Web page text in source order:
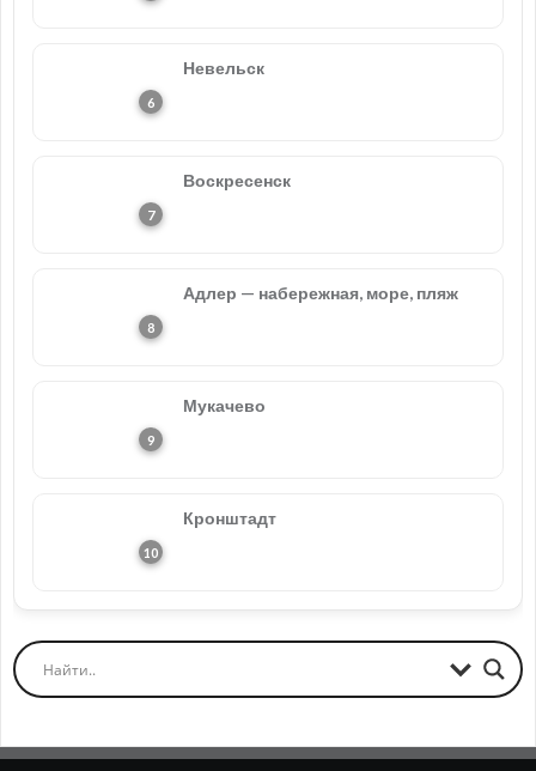
Невельск
Воскресенск
Адлер — набережная, море, пляж
Мукачево
Кронштадт